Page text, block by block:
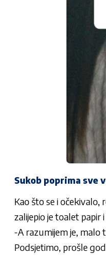
Sukob poprima sve
Kao što se i očekivalo,
zalijepio je toalet papir
-A razumijem je, malo
Podsjetimo, prošle